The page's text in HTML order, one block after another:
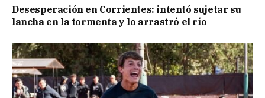
Desesperación en Corrientes: intentó sujetar su
lancha en la tormenta y lo arrastró el río